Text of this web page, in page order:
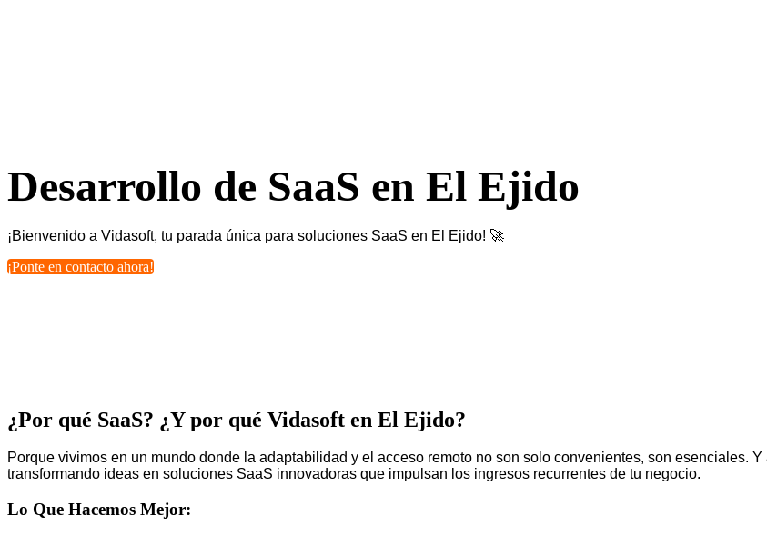
Desarrollo de SaaS en El Ejido
¡Bienvenido a Vidasoft, tu parada única para soluciones SaaS en El Ejido! 🚀
¡Ponte en contacto ahora!
¿Por qué SaaS? ¿Y por qué Vidasoft en El Ejido?
Porque vivimos en un mundo donde la adaptabilidad y el acceso remoto no son solo convenientes, son esenciales.
transformando ideas en soluciones SaaS innovadoras que impulsan los ingresos recurrentes de tu negocio.
Lo Que Hacemos Mejor: